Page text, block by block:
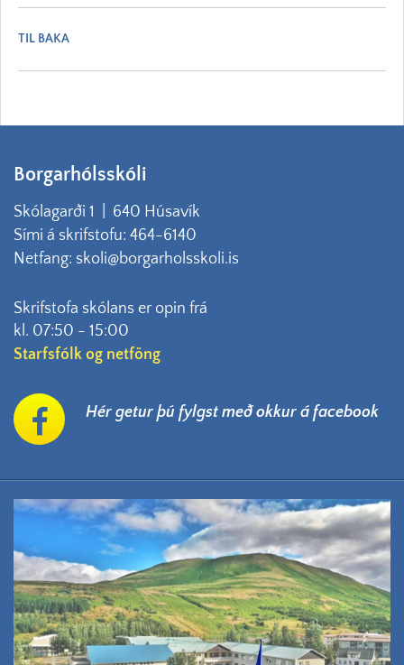
TIL BAKA
Borgarhólsskóli
Skólagarði 1 | 640 Húsavík
Sími á skrifstofu: 464-6140
Netfang: skoli@borgarholsskoli.is
Skrifstofa skólans er opin frá
kl. 07:50 - 15:00
Starfsfólk og netföng
Hér getur þú fylgst með okkur á facebook